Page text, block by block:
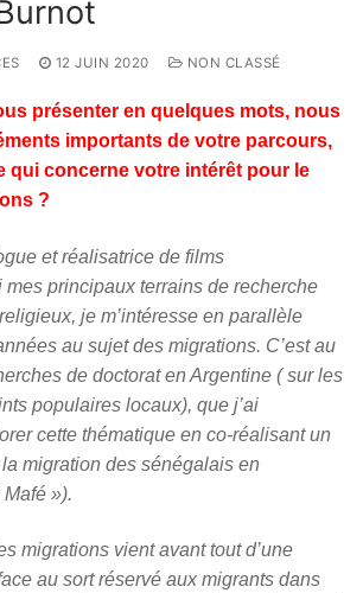
12 JUIN 2020 NON CLASSÉ
présenter en quelques mots, nous
importants de votre parcours,
qui concerne votre intérêt pour le
?
et réalisatrice de films
mes principaux terrains de recherche
je m’intéresse en parallèle
au sujet des migrations. C’est au
de doctorat en Argentine ( sur les
populaires locaux), que j’ai
cette thématique en co-réalisant un
migration des sénégalais en
»).
migrations vient avant tout d’une
au sort réservé aux migrants dans